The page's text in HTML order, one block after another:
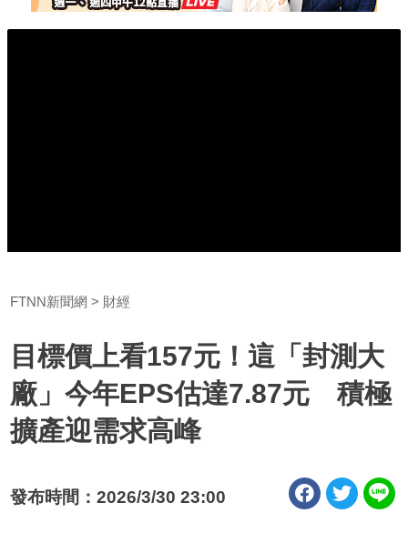
FTNN新聞網 財經
目標價上看157元！這「封測大
廠」今年EPS估達7.87元 積極
擴產迎需求高峰
發布時間：2026/3/30 23:00